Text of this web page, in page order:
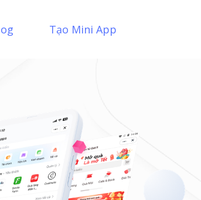
Tạo Mini App